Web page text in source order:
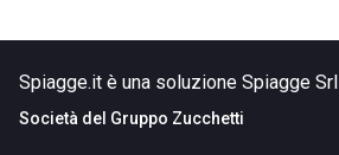
Spiagge.it è una soluzione Spiagge Srl
Società del Gruppo Zucchetti